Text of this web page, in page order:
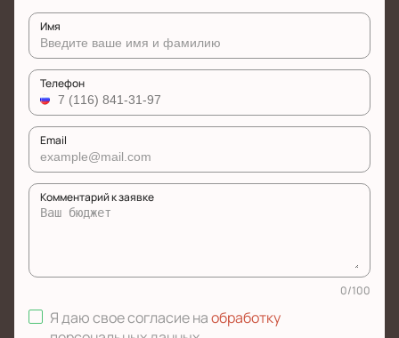
Имя
Телефон
Email
Комментарий к заявке
0/100
Я даю свое согласие наобработку